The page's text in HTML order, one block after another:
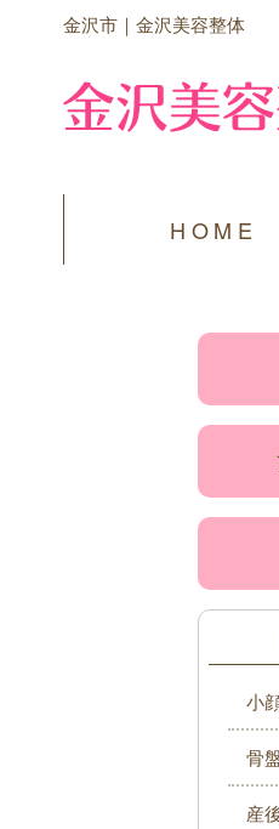
金沢市｜金沢美容整体
HOME
小
骨
産